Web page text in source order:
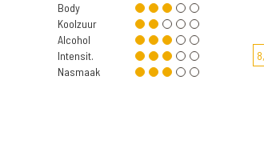
Body
Koolzuur
Alcohol
Intensit.
Nasmaak